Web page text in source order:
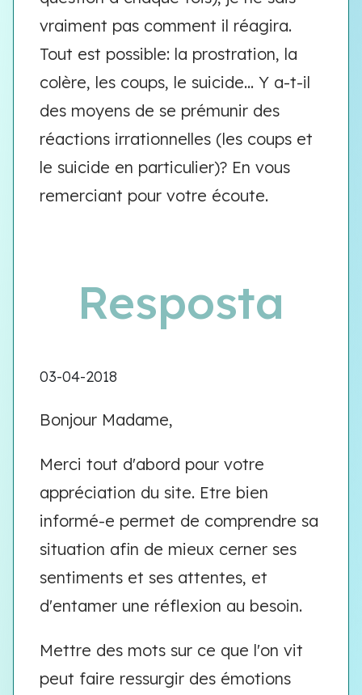
vraiment pas comment il réagira.
Tout est possible: la prostration, la
colère, les coups, le suicide... Y a-t-il
des moyens de se prémunir des
réactions irrationnelles (les coups et
le suicide en particulier)? En vous
remerciant pour votre écoute.
Resposta
03-04-2018
Bonjour Madame,
Merci tout d'abord pour votre
appréciation du site. Etre bien
informé-e permet de comprendre sa
situation afin de mieux cerner ses
sentiments et ses attentes, et
d'entamer une réflexion au besoin.
Mettre des mots sur ce que l'on vit
peut faire ressurgir des émotions